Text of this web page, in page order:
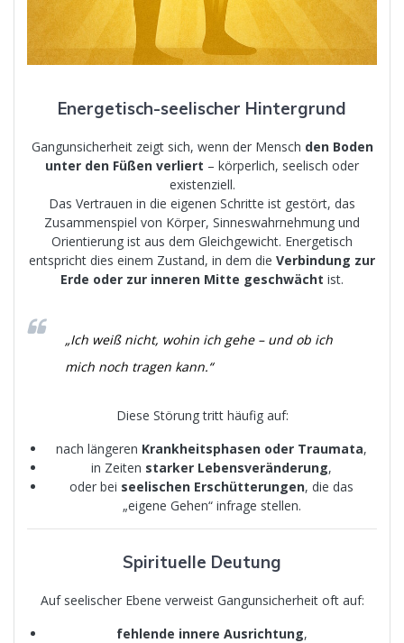
Energetisch-seelischer Hintergrund
Gangunsicherheit zeigt sich, wenn der Mensch den Boden
unter den Füßen verliert – körperlich, seelisch oder
existenziell.
Das Vertrauen in die eigenen Schritte ist gestört, das
Zusammenspiel von Körper, Sinneswahrnehmung und
Orientierung ist aus dem Gleichgewicht. Energetisch
entspricht dies einem Zustand, in dem die Verbindung zur
Erde oder zur inneren Mitte geschwächt ist.
„Ich weiß nicht, wohin ich gehe – und ob ich
mich noch tragen kann.“
Diese Störung tritt häufig auf:
nach längeren Krankheitsphasen oder Traumata,
in Zeiten starker Lebensveränderung,
oder bei seelischen Erschütterungen, die das
„eigene Gehen“ infrage stellen.
Spirituelle Deutung
Auf seelischer Ebene verweist Gangunsicherheit oft auf:
fehlende innere Ausrichtung,